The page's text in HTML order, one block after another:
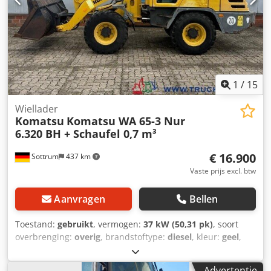
1 / 15
Sottrum 437 km
Wiellader
Komatsu Komatsu WA 65-3 Nur
6.320 BH + Schaufel 0,7 m³
€ 16.900
Vaste prijs excl. btw
Aanvragen Bellen
Toestand: gebruikt, vermogen: 37 kW (50,31 pk), soort
overbrenging: overig, brandstoftype: diesel, kleur: geel,
, leeggewicht:
laadgewicht:440 kg, asconfiguratie:4x4, aantal